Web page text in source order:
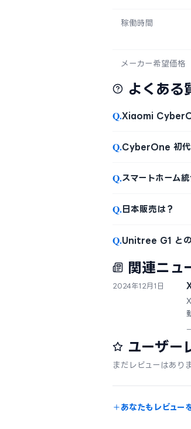
稼働時間
メーカー希望価格
よくある
Q.Xiaomi
Q.CyberOne 初代
Q.スマートホーム
Q.日本販売は？
Q.Unitree G1 との
関連ニュ
2024年12月1日
ユーザー
まだレビューはあり
あなたもレビュー